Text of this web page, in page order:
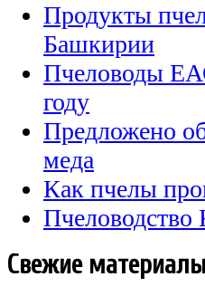
Продукты
Башкирии
Пчеловоды
году
Предложено
меда
Как пчелы
Пчеловодство
Свежие материалы